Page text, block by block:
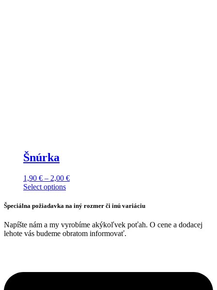
Šnúrka
1,90 € – 2,00 €Price
through
Select optionsThis
has
variants.
The
options
on
Špeciálna požiadavka na iný rozmer či inú variáciu
Napíšte nám a my vyrobíme akýkoľvek poťah. O cene a dodacej
lehote vás budeme obratom informovať.